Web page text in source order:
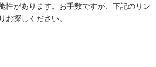
性があります。お手数ですが、下記のリン
お探しください。